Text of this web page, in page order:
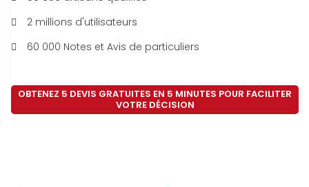
2 millions d'utilisateurs
60 000 Notes et Avis de particuliers
OBTENEZ 5 DEVIS GRATUITES EN 5 MINUTES POUR FACILITER
VOTRE DÉCISION